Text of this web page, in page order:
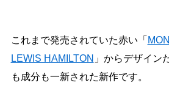
これまで発売されていた赤い「
LEWIS HAMILTON 」からデザイン
も成分も一新された新作です。